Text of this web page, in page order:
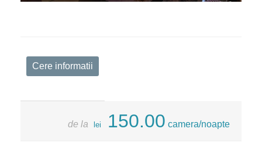
Cere informatii
de la lei 150.00 camera/noapte